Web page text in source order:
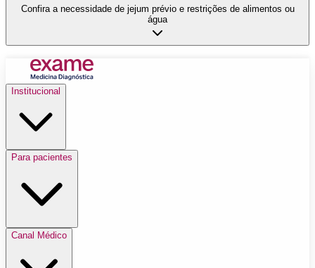
Confira a necessidade de jejum prévio e restrições de alimentos ou
água
Institucional
Para pacientes
Canal Médico